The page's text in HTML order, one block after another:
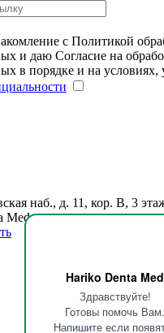
Hariko Denta Med
Здравствуйте!
Готовы помочь Вам.
Напишите если
с Политикой
и даю Согласие на
в порядке и на условиях,
наб., д. 11, кор. В, 3
Med